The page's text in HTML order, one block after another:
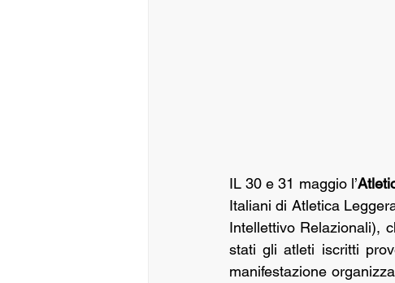
IL 30 e 31 maggio l’
Italiani di Atletica
Intellettivo Relazionali),
stati gli atleti iscritti
manifestazione